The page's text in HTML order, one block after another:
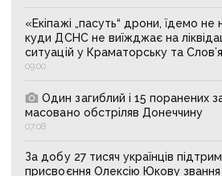
«Екіпажі „пасуть“ дрони, їдемо
куди ДСНС не виїжджає на
ситуацій у Краматорську та
09:00
Один загиблий і 15 поранених
масовано обстріляв Донеччину
07:08
За добу 27 тисяч українців
присвоєння Олексію Юкову звання